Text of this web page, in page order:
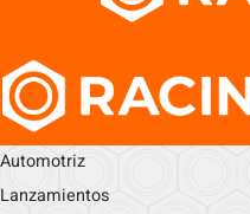
Automotriz
Lanzamientos